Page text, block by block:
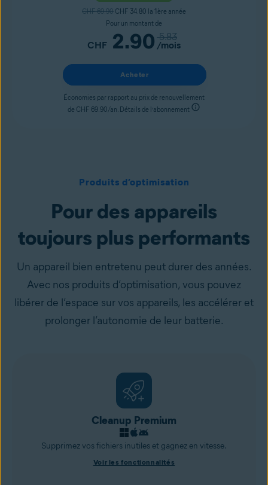
CHF 69.90 CHF 34.80 la 1ère année
Pour un montant de
CHF 2.90 5.83
/mois
Acheter
Économies par rapport au prix de renouvellement
de CHF 69.90/an. Détails de l’abonnement
Produits d’optimisation
Pour des appareils
toujours plus performants
Un appareil bien entretenu peut durer des années.
Avec nos produits d’optimisation, vous pouvez
libérer de l’espace sur vos appareils, les accélérer et
prolonger l’autonomie de leur batterie.
Cleanup Premium
Supprimez vos fichiers inutiles et gagnez en vitesse.
Voir les fonctionnalités